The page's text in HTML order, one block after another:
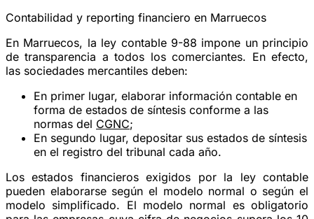
Contabilidad y reporting financiero en Marruecos
En Marruecos, la ley contable 9-88 impone un principio
de transparencia a todos los comerciantes. En efecto,
las sociedades mercantiles deben:
En primer lugar, elaborar información contable en
forma de estados de síntesis conforme a las
normas del CGNC;
En segundo lugar, depositar sus estados de síntesis
en el registro del tribunal cada año.
Los estados financieros exigidos por la ley contable
pueden elaborarse según el modelo normal o según el
modelo simplificado. El modelo normal es obligatorio